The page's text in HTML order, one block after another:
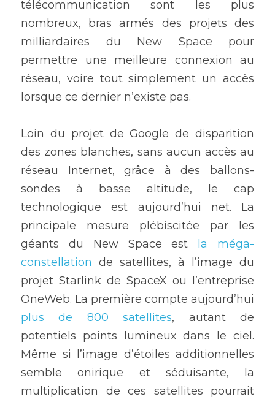
télécommunication sont les plus
nombreux, bras armés des projets des
milliardaires du New Space pour
permettre une meilleure connexion au
réseau, voire tout simplement un accès
lorsque ce dernier n’existe pas.
Loin du projet de Google de disparition
des zones blanches, sans aucun accès au
réseau Internet, grâce à des ballons-
sondes à basse altitude, le cap
technologique est aujourd’hui net. La
principale mesure plébiscitée par les
géants du New Space est
la méga-
constellation de satellites, à l’image du
projet Starlink de SpaceX ou l’entreprise
plus de 800 satellites, autant de
potentiels points lumineux dans le ciel.
Même si l’image d’étoiles additionnelles
semble onirique et séduisante, la
multiplication de ces satellites pourrait